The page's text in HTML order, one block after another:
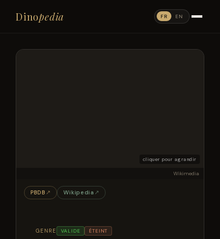
Dinopedia FR EN
GENRE VALIDE ÉTEINT
cliquer pour agrandir
Wikimedia
PBDB ↗ Wikipedia ↗